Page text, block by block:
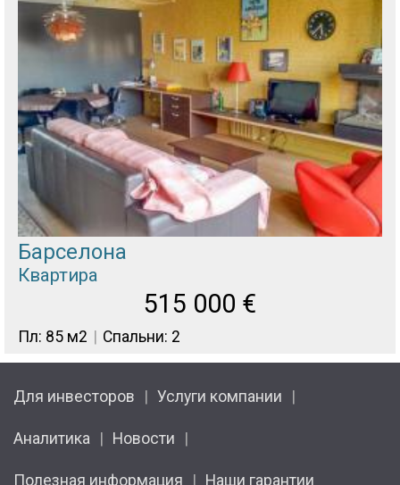
Барселона
Квартира
515 000 €
Пл: 85 м2 Спальни: 2
Для инвесторов Услуги компании
Аналитика Новости
Полезная информация Наши гарантии